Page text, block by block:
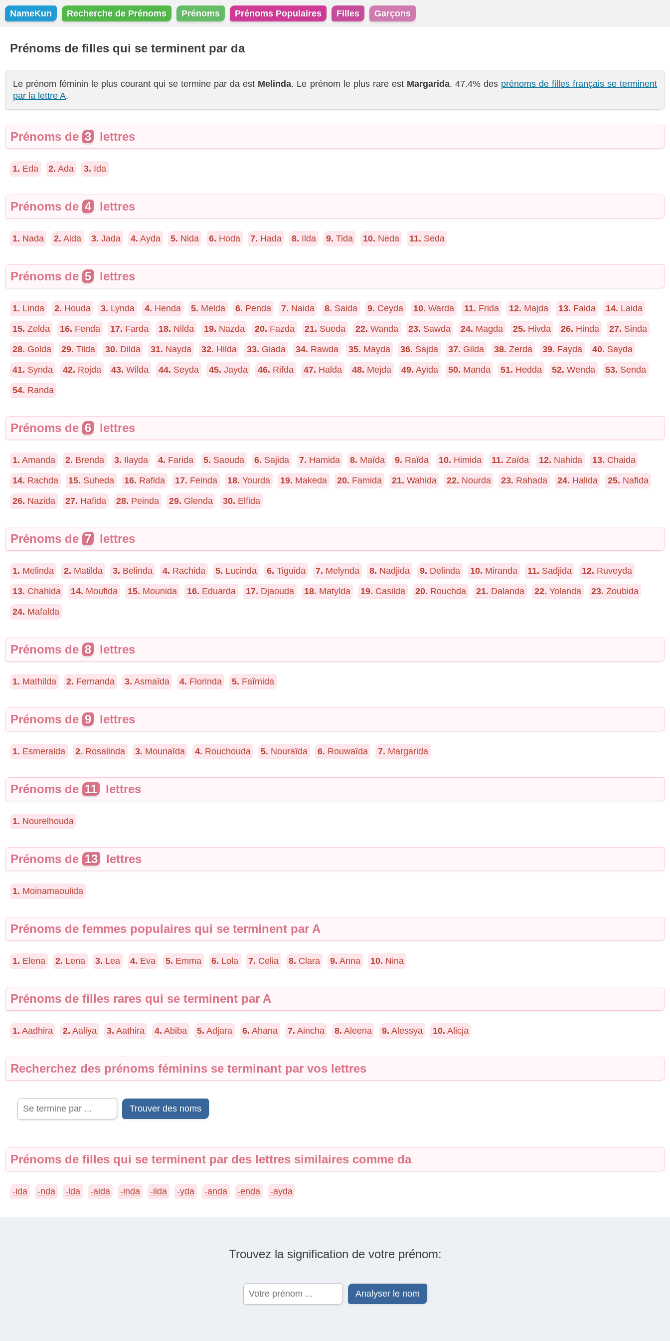
NameKun Recherche de Prénoms Prénoms Prénoms Populaires Filles Garçons
Prénoms de filles qui se terminent par da
Le prénom féminin le plus courant qui se termine par da est Melinda. Le prénom le plus rare est Margarida. 47.4% des prénoms de filles français se terminent
par la lettre A.
Prénoms de 3 lettres
1. Eda 2. Ada 3. Ida
Prénoms de 4 lettres
1. Nada 2. Aida 3. Jada 4. Ayda 5. Nida 6. Hoda 7. Hada 8. Ilda 9. Tida 10. Neda 11. Seda
Prénoms de 5 lettres
1. Linda 2. Houda 3. Lynda 4. Henda 5. Melda 6. Penda 7. Naida 8. Saida 9. Ceyda 10. Warda 11. Frida 12. Majda 13. Faida 14. Laida
15. Zelda 16. Fenda 17. Farda 18. Nilda 19. Nazda 20. Fazda 21. Sueda 22. Wanda 23. Sawda 24. Magda 25. Hivda 26. Hinda 27. Sinda
28. Golda 29. Tilda 30. Dilda 31. Nayda 32. Hilda 33. Giada 34. Rawda 35. Mayda 36. Sajda 37. Gilda 38. Zerda 39. Fayda 40. Sayda
41. Synda 42. Rojda 43. Wilda 44. Seyda 45. Jayda 46. Rifda 47. Halda 48. Mejda 49. Ayida 50. Manda 51. Hedda 52. Wenda 53. Senda
54. Randa
Prénoms de 6 lettres
1. Amanda 2. Brenda 3. Ilayda 4. Farida 5. Saouda 6. Sajida 7. Hamida 8. Maïda 9. Raïda 10. Himida 11. Zaïda 12. Nahida 13. Chaida
14. Rachda 15. Suheda 16. Rafida 17. Feinda 18. Yourda 19. Makeda 20. Famida 21. Wahida 22. Nourda 23. Rahada 24. Halida 25. Nafida
26. Nazida 27. Hafida 28. Peinda 29. Glenda 30. Elfida
Prénoms de 7 lettres
1. Melinda 2. Matilda 3. Belinda 4. Rachida 5. Lucinda 6. Tiguida 7. Melynda 8. Nadjida 9. Delinda 10. Miranda 11. Sadjida 12. Ruveyda
13. Chahida 14. Moufida 15. Mounida 16. Eduarda 17. Djaouda 18. Matylda 19. Casilda 20. Rouchda 21. Dalanda 22. Yolanda 23. Zoubida
24. Mafalda
Prénoms de 8 lettres
1. Mathilda 2. Fernanda 3. Asmaïda 4. Florinda 5. Faïmida
Prénoms de 9 lettres
1. Esmeralda 2. Rosalinda 3. Mounaïda 4. Rouchouda 5. Nouraïda 6. Rouwaïda 7. Margarida
Prénoms de 11 lettres
1. Nourelhouda
Prénoms de 13 lettres
1. Moinamaoulida
Prénoms de femmes populaires qui se terminent par A
1. Elena 2. Lena 3. Lea 4. Eva 5. Emma 6. Lola 7. Celia 8. Clara 9. Anna 10. Nina
Prénoms de filles rares qui se terminent par A
1. Aadhira 2. Aaliya 3. Aathira 4. Abiba 5. Adjara 6. Ahana 7. Aincha 8. Aleena 9. Alessya 10. Alicja
Recherchez des prénoms féminins se terminant par vos lettres
Trouver des noms
Prénoms de filles qui se terminent par des lettres similaires comme da
-ida -nda -lda -aida -inda -ilda -yda -anda -enda -ayda
Trouvez la signification de votre prénom: